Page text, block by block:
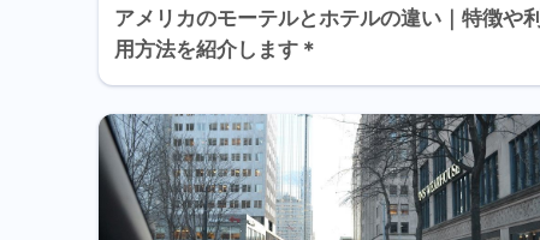
アメリカのモーテルとホテルの違い｜特徴や利
用方法を紹介します＊